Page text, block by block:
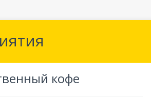
кофе